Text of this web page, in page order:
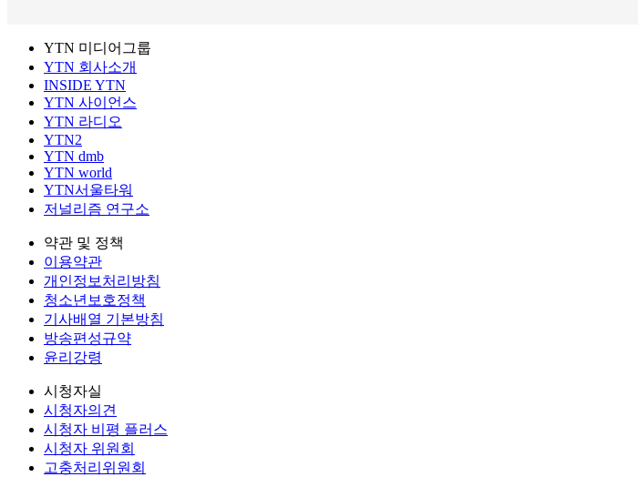
YTN 미디어그룹
YTN 회사소개
INSIDE YTN
YTN 사이언스
YTN 라디오
YTN2
YTN dmb
YTN world
YTN서울타워
저널리즘 연구소
약관 및 정책
이용약관
개인정보처리방침
청소년보호정책
기사배열 기본방침
방송편성규약
윤리강령
시청자실
시청자의견
시청자 비평 플러스
시청자 위원회
고충처리위원회